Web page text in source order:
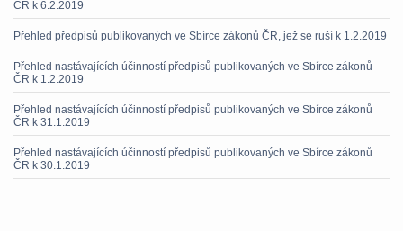
ČR k 6.2.2019
Přehled předpisů publikovaných ve Sbírce zákonů ČR, jež se ruší k 1.2.2019
Přehled nastávajících účinností předpisů publikovaných ve Sbírce zákonů
ČR k 1.2.2019
Přehled nastávajících účinností předpisů publikovaných ve Sbírce zákonů
ČR k 31.1.2019
Přehled nastávajících účinností předpisů publikovaných ve Sbírce zákonů
ČR k 30.1.2019